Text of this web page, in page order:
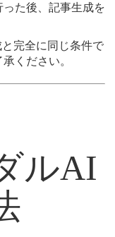
た後、記事生成を
完全に同じ条件で
ください。
ルAI